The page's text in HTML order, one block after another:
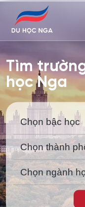
Tìm
học Nga